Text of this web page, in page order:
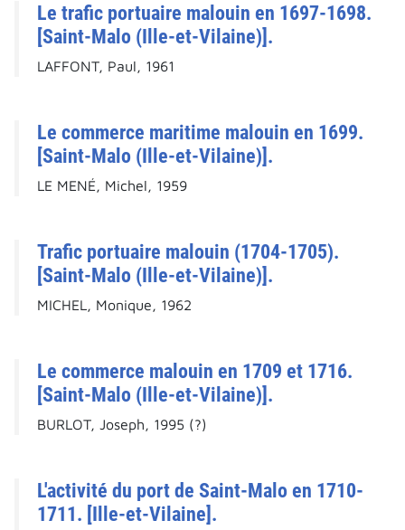
Le trafic portuaire malouin en 1697-1698.
[Saint-Malo (Ille-et-Vilaine)].
LAFFONT, Paul, 1961
Le commerce maritime malouin en 1699.
[Saint-Malo (Ille-et-Vilaine)].
LE MENÉ, Michel, 1959
Trafic portuaire malouin (1704-1705).
[Saint-Malo (Ille-et-Vilaine)].
MICHEL, Monique, 1962
Le commerce malouin en 1709 et 1716.
[Saint-Malo (Ille-et-Vilaine)].
BURLOT, Joseph, 1995 (?)
L'activité du port de Saint-Malo en 1710-
1711. [Ille-et-Vilaine].